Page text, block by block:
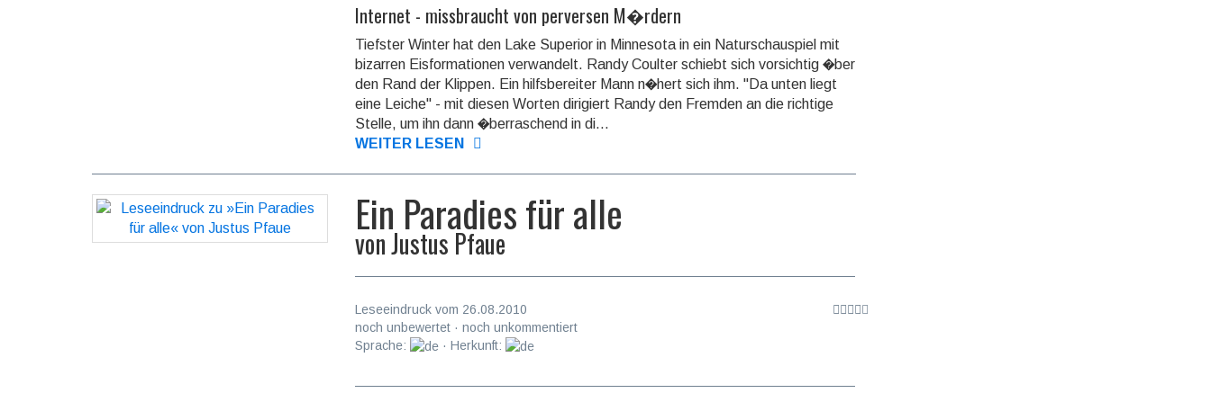
Internet - missbraucht von perversen M�rdern
Tiefster Winter hat den Lake Superior in Minnesota in ein Naturschauspiel mit
bizarren Eisformationen verwandelt. Randy Coulter schiebt sich vorsichtig �ber
den Rand der Klippen. Ein hilfsbereiter Mann n�hert sich ihm. "Da unten liegt
eine Leiche" - mit diesen Worten dirigiert Randy den Fremden an die richtige
Stelle, um ihn dann �berraschend in di...
WEITER LESEN
Ein Paradies für alle
vonJustus Pfaue
Leseeindruck vom 26.08.2010
noch unbewertet · noch unkommentiert
Sprache:
· Herkunft: